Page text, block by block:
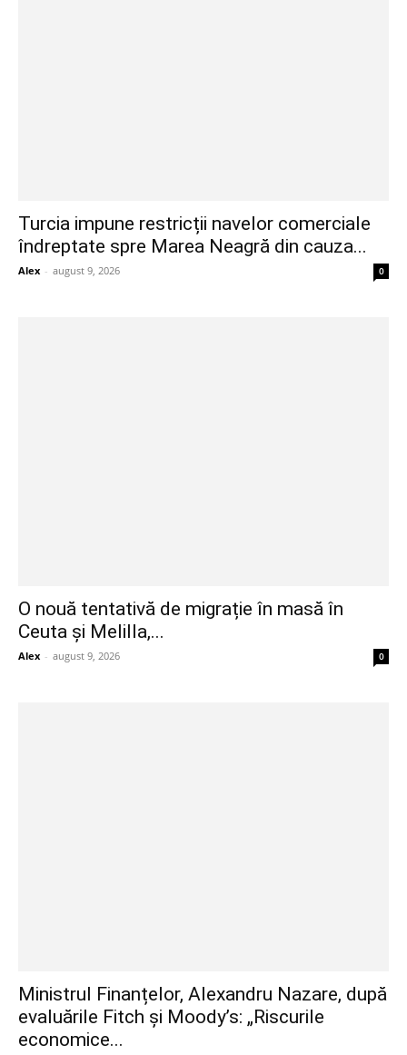
Turcia impune restricții navelor comerciale
îndreptate spre Marea Neagră din cauza...
Alex - august 9, 2026 0
O nouă tentativă de migrație în masă în
Ceuta și Melilla,...
Alex - august 9, 2026 0
Ministrul Finanțelor, Alexandru Nazare, după
evaluările Fitch și Moody’s: „Riscurile
economice...